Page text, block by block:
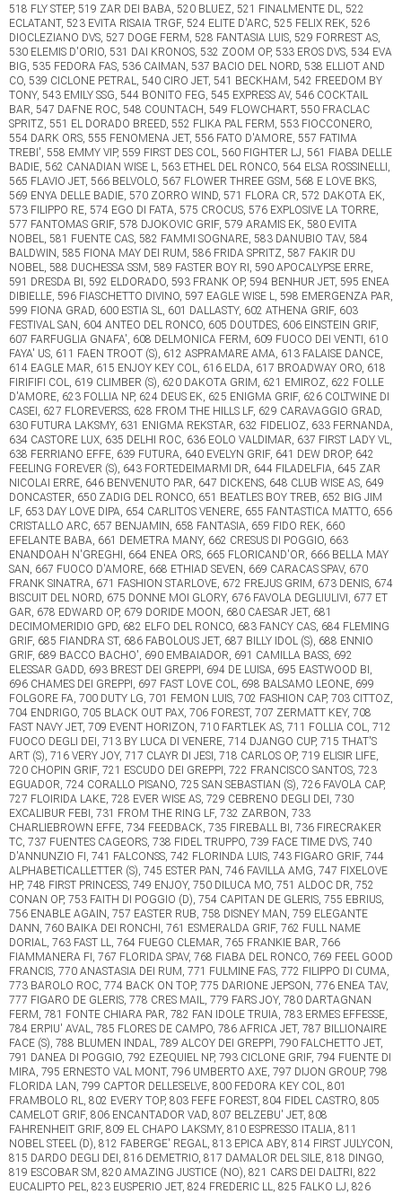
518 FLY STEP, 519 ZAR DEI BABA, 520 BLUEZ, 521 FINALMENTE DL, 522
ECLATANT, 523 EVITA RISAIA TRGF, 524 ELITE D'ARC, 525 FELIX REK, 526
DIOCLEZIANO DVS, 527 DOGE FERM, 528 FANTASIA LUIS, 529 FORREST AS,
530 ELEMIS D'ORIO, 531 DAI KRONOS, 532 ZOOM OP, 533 EROS DVS, 534 EVA
BIG, 535 FEDORA FAS, 536 CAIMAN, 537 BACIO DEL NORD, 538 ELLIOT AND
CO, 539 CICLONE PETRAL, 540 CIRO JET, 541 BECKHAM, 542 FREEDOM BY
TONY, 543 EMILY SSG, 544 BONITO FEG, 545 EXPRESS AV, 546 COCKTAIL
BAR, 547 DAFNE ROC, 548 COUNTACH, 549 FLOWCHART, 550 FRACLAC
SPRITZ, 551 EL DORADO BREED, 552 FLIKA PAL FERM, 553 FIOCCONERO,
554 DARK ORS, 555 FENOMENA JET, 556 FATO D'AMORE, 557 FATIMA
TREBI', 558 EMMY VIP, 559 FIRST DES COL, 560 FIGHTER LJ, 561 FIABA DELLE
BADIE, 562 CANADIAN WISE L, 563 ETHEL DEL RONCO, 564 ELSA ROSSINELLI,
565 FLAVIO JET, 566 BELVOLO, 567 FLOWER THREE GSM, 568 E LOVE BKS,
569 ENYA DELLE BADIE, 570 ZORRO WIND, 571 FLORA CR, 572 DAKOTA EK,
573 FILIPPO RE, 574 EGO DI FATA, 575 CROCUS, 576 EXPLOSIVE LA TORRE,
577 FANTOMAS GRIF, 578 DJOKOVIC GRIF, 579 ARAMIS EK, 580 EVITA
NOBEL, 581 FUENTE CAS, 582 FAMMI SOGNARE, 583 DANUBIO TAV, 584
BALDWIN, 585 FIONA MAY DEI RUM, 586 FRIDA SPRITZ, 587 FAKIR DU
NOBEL, 588 DUCHESSA SSM, 589 FASTER BOY RI, 590 APOCALYPSE ERRE,
591 DRESDA BI, 592 ELDORADO, 593 FRANK OP, 594 BENHUR JET, 595 ENEA
DIBIELLE, 596 FIASCHETTO DIVINO, 597 EAGLE WISE L, 598 EMERGENZA PAR,
599 FIONA GRAD, 600 ESTIA SL, 601 DALLASTY, 602 ATHENA GRIF, 603
FESTIVAL SAN, 604 ANTEO DEL RONCO, 605 DOUTDES, 606 EINSTEIN GRIF,
607 FARFUGLIA GNAFA', 608 DELMONICA FERM, 609 FUOCO DEI VENTI, 610
FAYA' US, 611 FAEN TROOT (S), 612 ASPRAMARE AMA, 613 FALAISE DANCE,
614 EAGLE MAR, 615 ENJOY KEY COL, 616 ELDA, 617 BROADWAY ORO, 618
FIRIFIFI COL, 619 CLIMBER (S), 620 DAKOTA GRIM, 621 EMIROZ, 622 FOLLE
D'AMORE, 623 FOLLIA NP, 624 DEUS EK, 625 ENIGMA GRIF, 626 COLTWINE DI
CASEI, 627 FLOREVERSS, 628 FROM THE HILLS LF, 629 CARAVAGGIO GRAD,
630 FUTURA LAKSMY, 631 ENIGMA REKSTAR, 632 FIDELIOZ, 633 FERNANDA,
634 CASTORE LUX, 635 DELHI ROC, 636 EOLO VALDIMAR, 637 FIRST LADY VL,
638 FERRIANO EFFE, 639 FUTURA, 640 EVELYN GRIF, 641 DEW DROP, 642
FEELING FOREVER (S), 643 FORTEDEIMARMI DR, 644 FILADELFIA, 645 ZAR
NICOLAI ERRE, 646 BENVENUTO PAR, 647 DICKENS, 648 CLUB WISE AS, 649
DONCASTER, 650 ZADIG DEL RONCO, 651 BEATLES BOY TREB, 652 BIG JIM
LF, 653 DAY LOVE DIPA, 654 CARLITOS VENERE, 655 FANTASTICA MATTO, 656
CRISTALLO ARC, 657 BENJAMIN, 658 FANTASIA, 659 FIDO REK, 660
EFELANTE BABA, 661 DEMETRA MANY, 662 CRESUS DI POGGIO, 663
ENANDOAH N'GREGHI, 664 ENEA ORS, 665 FLORICAND'OR, 666 BELLA MAY
SAN, 667 FUOCO D'AMORE, 668 ETHIAD SEVEN, 669 CARACAS SPAV, 670
FRANK SINATRA, 671 FASHION STARLOVE, 672 FREJUS GRIM, 673 DENIS, 674
BISCUIT DEL NORD, 675 DONNE MOI GLORY, 676 FAVOLA DEGLIULIVI, 677 ET
GAR, 678 EDWARD OP, 679 DORIDE MOON, 680 CAESAR JET, 681
DECIMOMERIDIO GPD, 682 ELFO DEL RONCO, 683 FANCY CAS, 684 FLEMING
GRIF, 685 FIANDRA ST, 686 FABOLOUS JET, 687 BILLY IDOL (S), 688 ENNIO
GRIF, 689 BACCO BACHO', 690 EMBAIADOR, 691 CAMILLA BASS, 692
ELESSAR GADD, 693 BREST DEI GREPPI, 694 DE LUISA, 695 EASTWOOD BI,
696 CHAMES DEI GREPPI, 697 FAST LOVE COL, 698 BALSAMO LEONE, 699
FOLGORE FA, 700 DUTY LG, 701 FEMON LUIS, 702 FASHION CAP, 703 CITTOZ,
704 ENDRIGO, 705 BLACK OUT PAX, 706 FOREST, 707 ZERMATT KEY, 708
FAST NAVY JET, 709 EVENT HORIZON, 710 FARTLEK AS, 711 FOLLIA COL, 712
FUOCO DEGLI DEI, 713 BY LUCA DI VENERE, 714 DJANGO CUP, 715 THAT'S
ART (S), 716 VERY JOY, 717 CLAYR DI JESI, 718 CARLOS OP, 719 ELISIR LIFE,
720 CHOPIN GRIF, 721 ESCUDO DEI GREPPI, 722 FRANCISCO SANTOS, 723
EGUADOR, 724 CORALLO PISANO, 725 SAN SEBASTIAN (S), 726 FAVOLA CAP,
727 FLOIRIDA LAKE, 728 EVER WISE AS, 729 CEBRENO DEGLI DEI, 730
EXCALIBUR FEBI, 731 FROM THE RING LF, 732 ZARBON, 733
CHARLIEBROWN EFFE, 734 FEEDBACK, 735 FIREBALL BI, 736 FIRECRAKER
TC, 737 FUENTES CAGEORS, 738 FIDEL TRUPPO, 739 FACE TIME DVS, 740
D'ANNUNZIO FI, 741 FALCONSS, 742 FLORINDA LUIS, 743 FIGARO GRIF, 744
ALPHABETICALLETTER (S), 745 ESTER PAN, 746 FAVILLA AMG, 747 FIXELOVE
HP, 748 FIRST PRINCESS, 749 ENJOY, 750 DILUCA MO, 751 ALDOC DR, 752
CONAN OP, 753 FAITH DI POGGIO (D), 754 CAPITAN DE GLERIS, 755 EBRIUS,
756 ENABLE AGAIN, 757 EASTER RUB, 758 DISNEY MAN, 759 ELEGANTE
DANN, 760 BAIKA DEI RONCHI, 761 ESMERALDA GRIF, 762 FULL NAME
DORIAL, 763 FAST LL, 764 FUEGO CLEMAR, 765 FRANKIE BAR, 766
FIAMMANERA FI, 767 FLORIDA SPAV, 768 FIABA DEL RONCO, 769 FEEL GOOD
FRANCIS, 770 ANASTASIA DEI RUM, 771 FULMINE FAS, 772 FILIPPO DI CUMA,
773 BAROLO ROC, 774 BACK ON TOP, 775 DARIONE JEPSON, 776 ENEA TAV,
777 FIGARO DE GLERIS, 778 CRES MAIL, 779 FARS JOY, 780 DARTAGNAN
FERM, 781 FONTE CHIARA PAR, 782 FAN IDOLE TRUIA, 783 ERMES EFFESSE,
784 ERPIU' AVAL, 785 FLORES DE CAMPO, 786 AFRICA JET, 787 BILLIONAIRE
FACE (S), 788 BLUMEN INDAL, 789 ALCOY DEI GREPPI, 790 FALCHETTO JET,
791 DANEA DI POGGIO, 792 EZEQUIEL NP, 793 CICLONE GRIF, 794 FUENTE DI
MIRA, 795 ERNESTO VAL MONT, 796 UMBERTO AXE, 797 DIJON GROUP, 798
FLORIDA LAN, 799 CAPTOR DELLESELVE, 800 FEDORA KEY COL, 801
FRAMBOLO RL, 802 EVERY TOP, 803 FEFE FOREST, 804 FIDEL CASTRO, 805
CAMELOT GRIF, 806 ENCANTADOR VAD, 807 BELZEBU' JET, 808
FAHRENHEIT GRIF, 809 EL CHAPO LAKSMY, 810 ESPRESSO ITALIA, 811
NOBEL STEEL (D), 812 FABERGE' REGAL, 813 EPICA ABY, 814 FIRST JULYCON,
815 DARDO DEGLI DEI, 816 DEMETRIO, 817 DAMALOR DEL SILE, 818 DINGO,
819 ESCOBAR SM, 820 AMAZING JUSTICE (NO), 821 CARS DEI DALTRI, 822
EUCALIPTO PEL, 823 EUSPERIO JET, 824 FREDERIC LL, 825 FALKO LJ, 826